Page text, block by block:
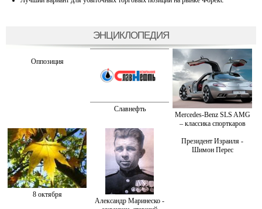
ЭНЦИКЛОПЕДИЯ
Оппозиция
Славнефть
Mercedes-Benz SLS AMG
– классика спорткаров
8 октября
Александр Маринеско -
Президент Израиля -
Шимон Перес